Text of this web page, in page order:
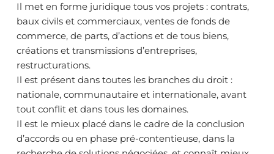
Il met en forme juridique tous vos projets : contrats,
baux civils et commerciaux, ventes de fonds de
commerce, de parts, d’actions et de tous biens,
créations et transmissions d’entreprises,
restructurations.
Il est présent dans toutes les branches du droit :
nationale, communautaire et internationale, avant
tout conflit et dans tous les domaines.
Il est le mieux placé dans le cadre de la conclusion
d’accords ou en phase pré-contentieuse, dans la